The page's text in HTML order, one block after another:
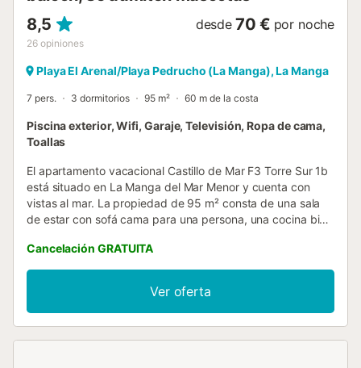
8,5
26 opiniones
desde 70 € por noche
Playa El Arenal/Playa Pedrucho (La Manga), La Manga
7 pers. 3 dormitorios 95 m² 60 m de la costa
Piscina exterior, Wifi, Garaje, Televisión, Ropa de cama,
Toallas
El apartamento vacacional Castillo de Mar F3 Torre Sur 1b
está situado en La Manga del Mar Menor y cuenta con
vistas al mar. La propiedad de 95 m² consta de una sala
de estar con sofá cama para una persona, una cocina bien
a 7 personas. Los servicios adicionales incluyen Wi-Fi de
alta velocidad (apto para videollamadas), televisión y
lavadora. También hay disponible una cuna. Calefactores
disponibles bajo petición. Este establecimiento cuenta con
una zona exterior privada con terraza descubierta y
Cancelación GRATUITA
Ver oferta